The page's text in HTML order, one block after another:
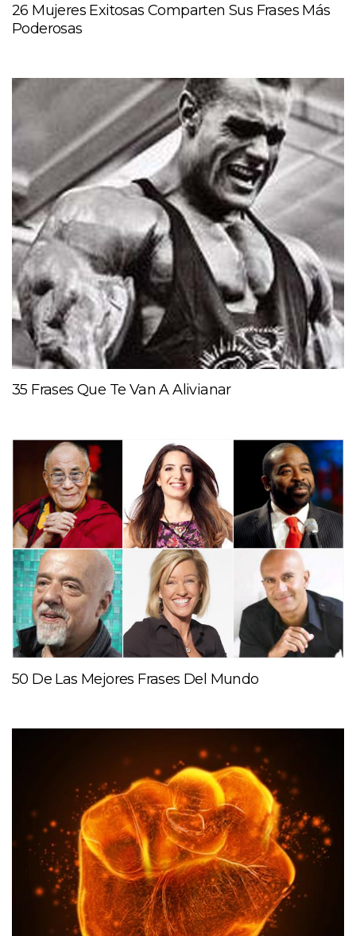
26 Mujeres Exitosas Comparten Sus Frases Más
Poderosas
35 Frases Que Te Van A Alivianar
50 De Las Mejores Frases Del Mundo